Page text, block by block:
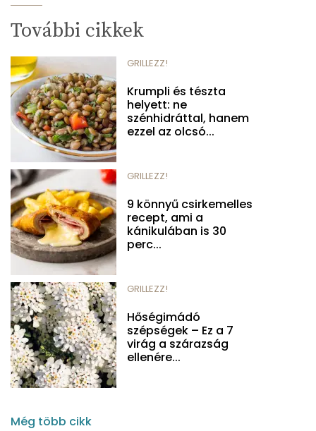
További cikkek
GRILLEZZ!
Krumpli és tészta
helyett: ne
szénhidráttal, hanem
ezzel az olcsó...
GRILLEZZ!
9 könnyű csirkemelles
recept, ami a
kánikulában is 30
perc...
GRILLEZZ!
Hőségimádó
szépségek – Ez a 7
virág a szárazság
ellenére...
Még több cikk